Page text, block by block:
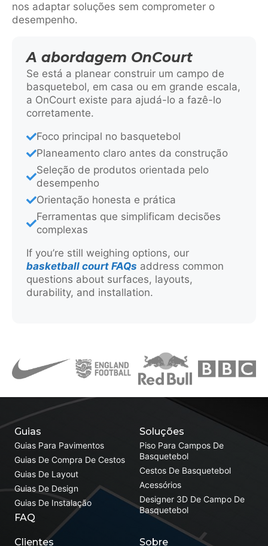
nos adaptar soluções sem comprometer o
desempenho.
A abordagem OnCourt
Se está a planear construir um campo de
basquetebol, em casa ou em grande escala,
a OnCourt existe para ajudá-lo a fazê-lo
corretamente.
Foco principal no basquetebol
Planeamento claro antes da construção
Seleção de produtos orientada pelo
desempenho
Orientação honesta e prática
Ferramentas que simplificam decisões
complexas
If you’re still weighing options, our
basketball court FAQs address common
questions about surfaces, layouts,
durability, and installation.
Soluções
Piso Para Campos De
Basquetebol
Cestos De Basquetebol
Acessórios
Designer 3D De Campo De
Basquetebol
Guias
Guias Para Pavimentos
Guias De Compra De Cestos
Guias De Layout
Guias De Design
Guias De Instalação
FAQ
Clientes Sobre